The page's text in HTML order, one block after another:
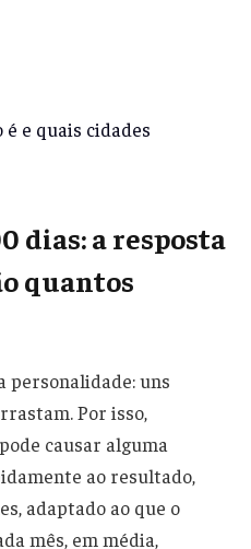
é e quais cidades
dias: a resposta
quantos
personalidade: uns
Por isso,
causar alguma
ao resultado,
adaptado ao que o
mês, em média,